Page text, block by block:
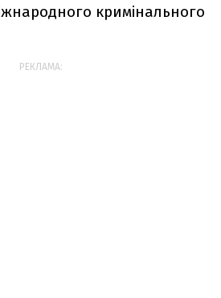
кримінального
РЕКЛАМА: